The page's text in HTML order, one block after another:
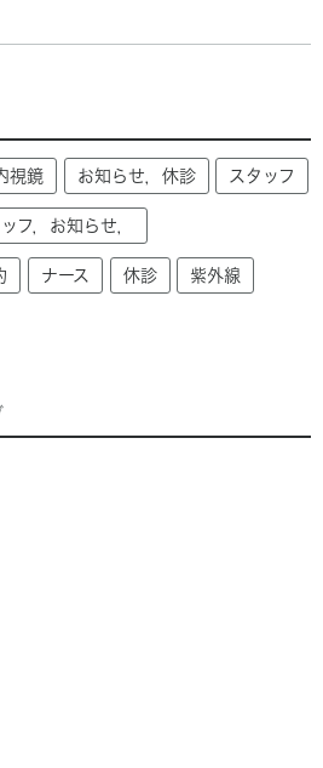
視鏡 お知らせ，休診 スタッフ
フ，お知らせ，
ナース 休診 紫外線